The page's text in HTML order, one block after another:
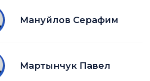
Мануйлов Серафим
Мартынчук Павел